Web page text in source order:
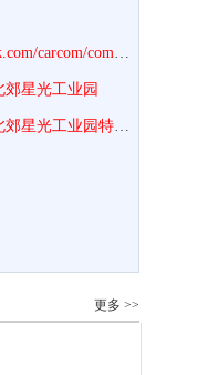
com_930.html
星光工业园
星光工业园特1号
更多 >>